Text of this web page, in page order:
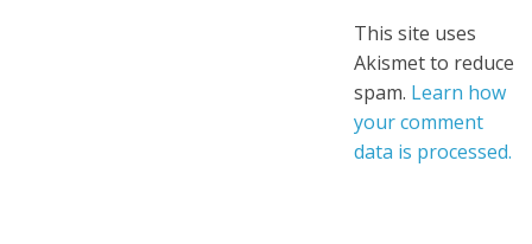
This site uses
Akismet to reduce
spam. Learn how
your comment
data is processed.